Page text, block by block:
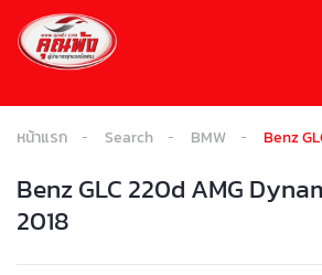
หน้าแรก Search BMW Benz
Benz GLC 220d AMG
2018